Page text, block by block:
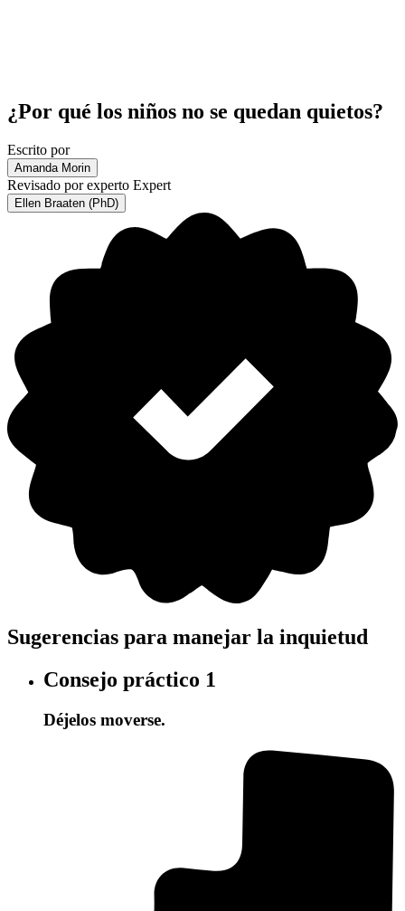
¿Por qué los niños no se quedan quietos?
Escrito por
Amanda Morin
Revisado por experto Expert
Ellen Braaten (PhD)
Sugerencias para manejar la inquietud
Consejo práctico 1
Déjelos moverse.